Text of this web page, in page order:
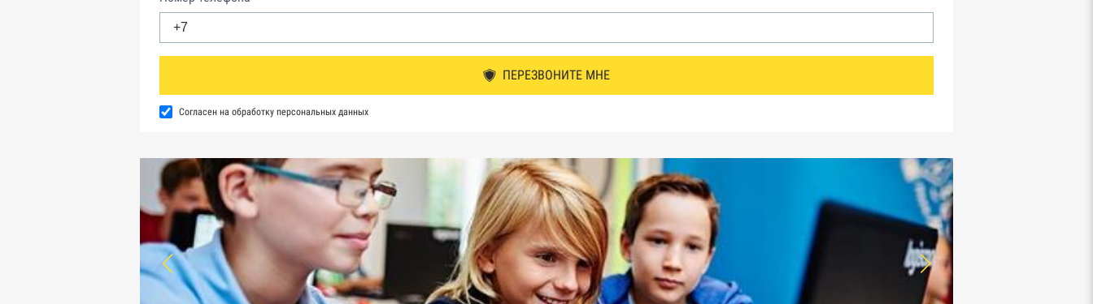
ПЕРЕЗВОНИТЕ МНЕ
Согласен на обработку персональных данных